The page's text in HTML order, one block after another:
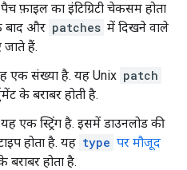
फ़ाइल का इंटिग्रिटी चेकसम होता
बाद और patches में दिखने वाले
जाते हैं.
एक संख्या है. यह Unix patch
के बराबर होती है.
एक स्ट्रिंग है. इसमें डाउनलोड की
होता है. यह type पर मौजूद
बराबर होता है.